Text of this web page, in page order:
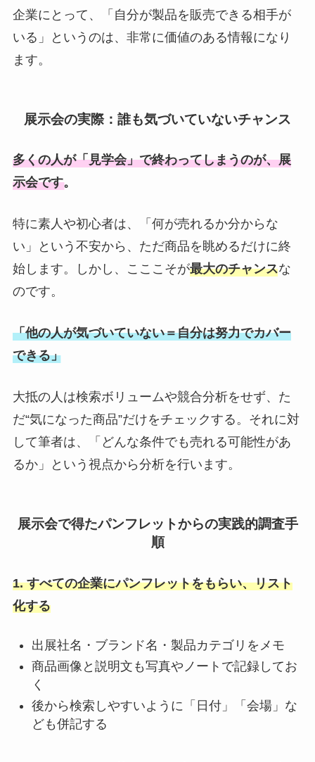
企業にとって、「自分が製品を販売できる相手が
いる」というのは、非常に価値のある情報になり
ます。
展示会の実際：誰も気づいていないチャンス
多くの人が「見学会」で終わってしまうのが、展
示会です。
特に素人や初心者は、「何が売れるか分からな
い」という不安から、ただ商品を眺めるだけに終
始します。しかし、こここそが最大のチャンスな
のです。
「他の人が気づいていない＝自分は努力でカバー
できる」
大抵の人は検索ボリュームや競合分析をせず、た
だ“気になった商品”だけをチェックする。それに対
して筆者は、「どんな条件でも売れる可能性があ
るか」という視点から分析を行います。
展示会で得たパンフレットからの実践的調査手
順
1. すべての企業にパンフレットをもらい、リスト
化する
出展社名・ブランド名・製品カテゴリをメモ
商品画像と説明文も写真やノートで記録してお
く
後から検索しやすいように「日付」「会場」な
ども併記する